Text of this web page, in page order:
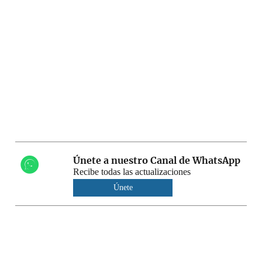
Únete a nuestro Canal de WhatsApp
Recibe todas las actualizaciones
Únete